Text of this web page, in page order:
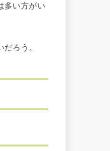
多い方がい
ろう。